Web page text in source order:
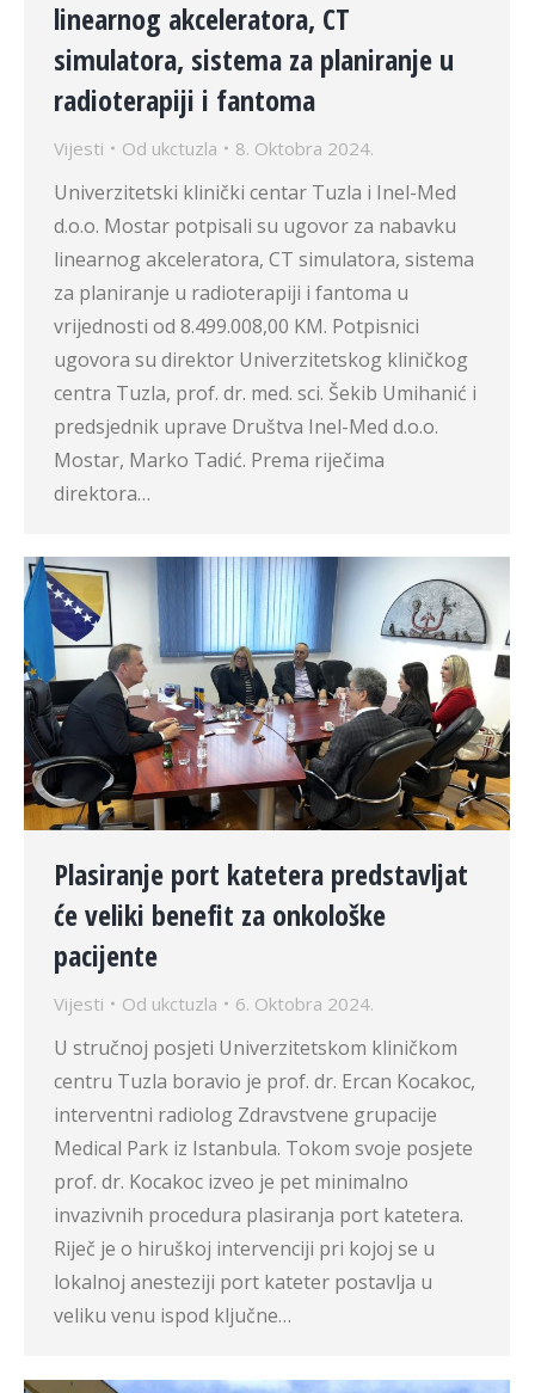
linearnog akceleratora, CT
simulatora, sistema za planiranje u
radioterapiji i fantoma
Vijesti Od ukctuzla 8. Oktobra 2024.
Univerzitetski klinički centar Tuzla i Inel-Med
d.o.o. Mostar potpisali su ugovor za nabavku
linearnog akceleratora, CT simulatora, sistema
za planiranje u radioterapiji i fantoma u
vrijednosti od 8.499.008,00 KM. Potpisnici
ugovora su direktor Univerzitetskog kliničkog
centra Tuzla, prof. dr. med. sci. Šekib Umihanić i
predsjednik uprave Društva Inel-Med d.o.o.
Mostar, Marko Tadić. Prema riječima
direktora…
Plasiranje port katetera predstavljat
će veliki benefit za onkološke
pacijente
Vijesti Od ukctuzla 6. Oktobra 2024.
U stručnoj posjeti Univerzitetskom kliničkom
centru Tuzla boravio je prof. dr. Ercan Kocakoc,
interventni radiolog Zdravstvene grupacije
Medical Park iz Istanbula. Tokom svoje posjete
prof. dr. Kocakoc izveo je pet minimalno
invazivnih procedura plasiranja port katetera.
Riječ je o hiruškoj intervenciji pri kojoj se u
lokalnoj anesteziji port kateter postavlja u
veliku venu ispod ključne…